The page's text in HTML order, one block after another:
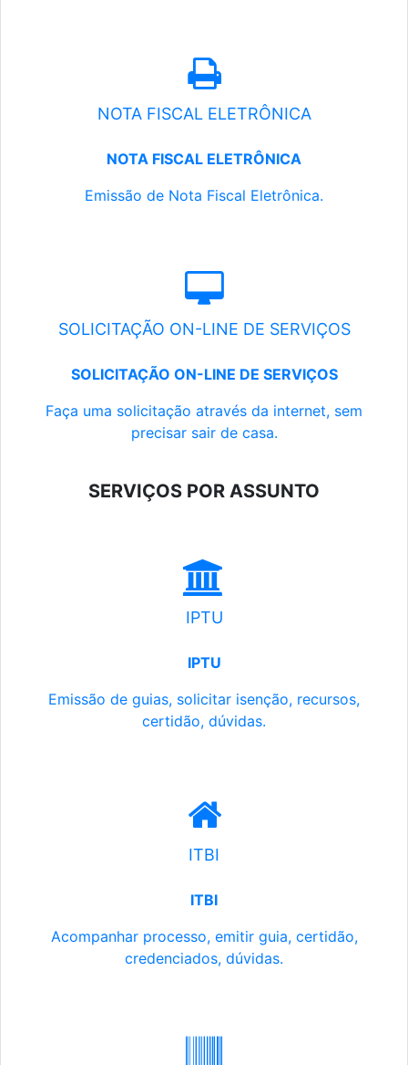
NOTA FISCAL ELETRÔNICA
NOTA FISCAL ELETRÔNICA
Emissão de Nota Fiscal Eletrônica.
SOLICITAÇÃO ON-LINE DE SERVIÇOS
SOLICITAÇÃO ON-LINE DE SERVIÇOS
Faça uma solicitação através da internet, sem
precisar sair de casa.
SERVIÇOS POR ASSUNTO
IPTU
IPTU
Emissão de guias, solicitar isenção, recursos,
certidão, dúvidas.
ITBI
ITBI
Acompanhar processo, emitir guia, certidão,
credenciados, dúvidas.